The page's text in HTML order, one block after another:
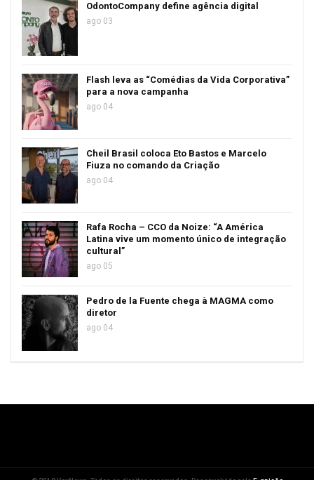
OdontoCompany define agência digital
ago 03
Flash leva as “Comédias da Vida Corporativa”
para a nova campanha
ago 04
Cheil Brasil coloca Eto Bastos e Marcelo
Fiuza no comando da Criação
ago 04
Rafa Rocha – CCO da Noize: “A América
Latina vive um momento único de integração
cultural”
ago 05
Pedro de la Fuente chega à MAGMA como
diretor
ago 04